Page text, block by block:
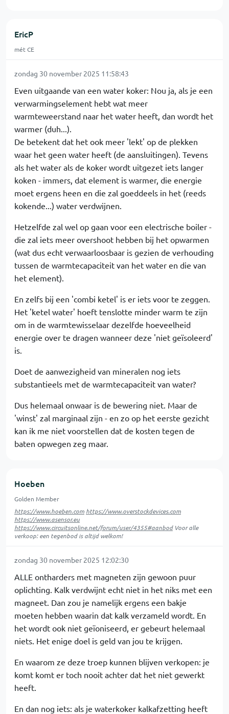
EricP
mét CE
zondag 30 november 2025 11:58:43
Even uitgaande van een water koker: Nou ja, als je een
verwarmingselement hebt wat meer
warmteweerstand naar het water heeft, dan wordt het
warmer (duh...).
De betekent dat het ook meer 'lekt' op de plekken
waar het geen water heeft (de aansluitingen). Tevens
als het water als de koker wordt uitgezet iets langer
koken - immers, dat element is warmer, die energie
moet ergens heen en die zal goeddeels in het (reeds
kokende...) water verdwijnen.
Hetzelfde zal wel op gaan voor een electrische boiler -
die zal iets meer overshoot hebben bij het opwarmen
(wat dus echt verwaarloosbaar is gezien de verhouding
tussen de warmtecapaciteit van het water en die van
het element).
En zelfs bij een 'combi ketel' is er iets voor te zeggen.
Het 'ketel water' hoeft tenslotte minder warm te zijn
om in de warmtewisselaar dezelfde hoeveelheid
energie over te dragen wanneer deze 'niet geïsoleerd'
is.
Doet de aanwezigheid van mineralen nog iets
substantieels met de warmtecapaciteit van water?
Dus helemaal onwaar is de bewering niet. Maar de
'winst' zal marginaal zijn - en zo op het eerste gezicht
kan ik me niet voorstellen dat de kosten tegen de
baten opwegen zeg maar.
Hoeben
Golden Member
https://www.hoeben.com https://www.overstockdevices.com
https://www.asensor.eu
https://www.circuitsonline.net/forum/user/4355#aanbodVoor alle
verkoop: een tegenbod is altijd welkom!
zondag 30 november 2025 12:02:30
ALLE ontharders met magneten zijn gewoon puur
oplichting. Kalk verdwijnt echt niet in het niks met een
magneet. Dan zou je namelijk ergens een bakje
moeten hebben waarin dat kalk verzameld wordt. En
het wordt ook niet geïoniseerd, er gebeurt helemaal
niets. Het enige doel is geld van jou te krijgen.
En waarom ze deze troep kunnen blijven verkopen: je
komt komt er toch nooit achter dat het niet gewerkt
heeft.
En dan nog iets: als je waterkoker kalkafzetting heeft